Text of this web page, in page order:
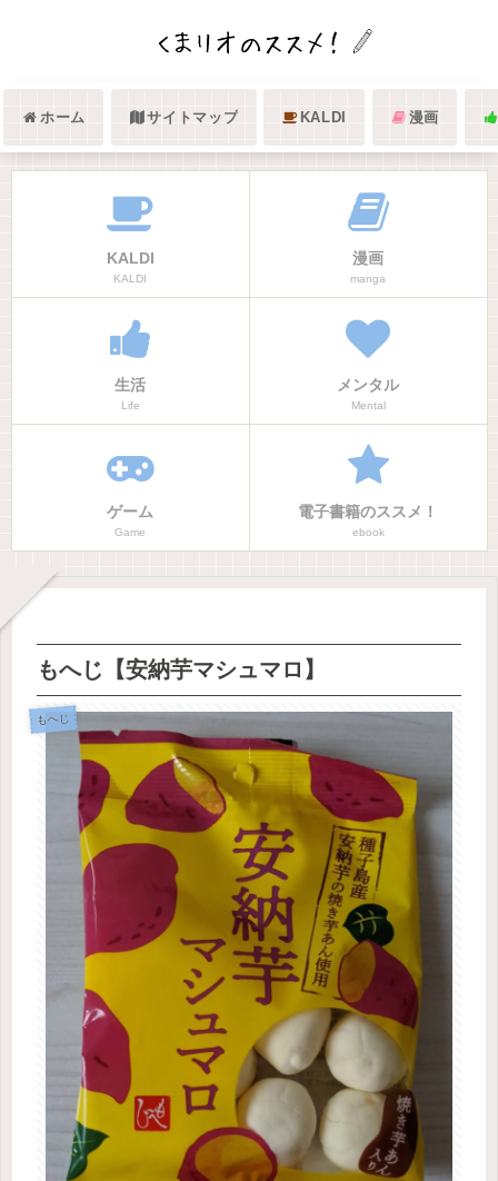
ホーム サイトマップ KALDI 漫画
KALDI
KALDI
漫画
manga
生活
Life
メンタル
Mental
ゲーム
Game
電子書籍のススメ！
ebook
もへじ【安納芋マシュマロ】
もへじ